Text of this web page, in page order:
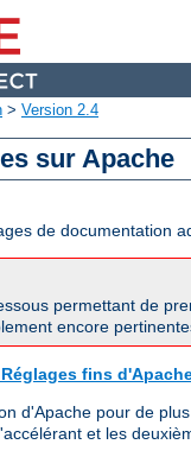
> Version 2.4
sur Apache
de documentation
permettant de
encore
fins
d'Apache pour de
et les